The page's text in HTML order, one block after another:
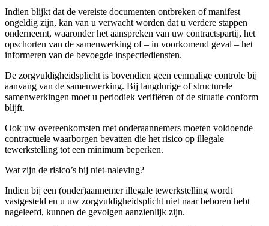
Indien blijkt dat de vereiste documenten ontbreken of manifest
ongeldig zijn, kan van u verwacht worden dat u verdere stappen
onderneemt, waaronder het aanspreken van uw contractspartij, het
opschorten van de samenwerking of – in voorkomend geval – het
informeren van de bevoegde inspectiediensten.
De zorgvuldigheidsplicht is bovendien geen eenmalige controle bij
aanvang van de samenwerking. Bij langdurige of structurele
samenwerkingen moet u periodiek verifiëren of de situatie conform
blijft.
Ook uw overeenkomsten met onderaannemers moeten voldoende
contractuele waarborgen bevatten die het risico op illegale
tewerkstelling tot een minimum beperken.
Wat zijn de risico’s bij niet-naleving?
Indien bij een (onder)aannemer illegale tewerkstelling wordt
vastgesteld en u uw zorgvuldigheidsplicht niet naar behoren hebt
nageleefd, kunnen de gevolgen aanzienlijk zijn.